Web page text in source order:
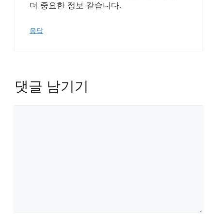
더 중요한 정보 같습니다.
응답
댓글 남기기